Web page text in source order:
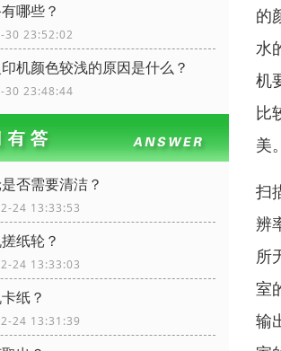
哪些？
23:52:02
机颜色较浅的原因是什么？
30 23:48:44
否需要清洁？
24 13:33:53
纸轮？
24 13:33:03
纸？
24 13:31:39
的
水
机
比
美
扫
辨
所
室
输